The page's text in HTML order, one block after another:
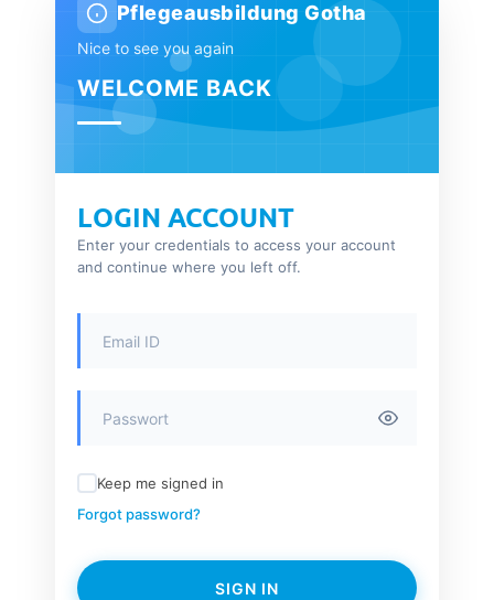
Pflegeausbildung Gotha
Nice to see you again
WELCOME BACK
LOGIN ACCOUNT
Enter your credentials to access your account
and continue where you left off.
Keep me signed in
Forgot password?
SIGN IN